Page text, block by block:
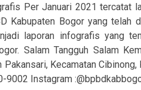
Per Januari 2021 tercatat
Kabupaten Bogor yang
laporan infografis yang
Salam Tangguh Salam
Pakansari, Kecamatan
9002 Instagram